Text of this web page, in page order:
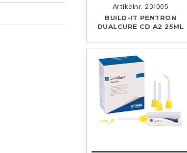
Artikelnr. 231005
BUILD-IT PENTRON
DUALCURE CD A2 25ML